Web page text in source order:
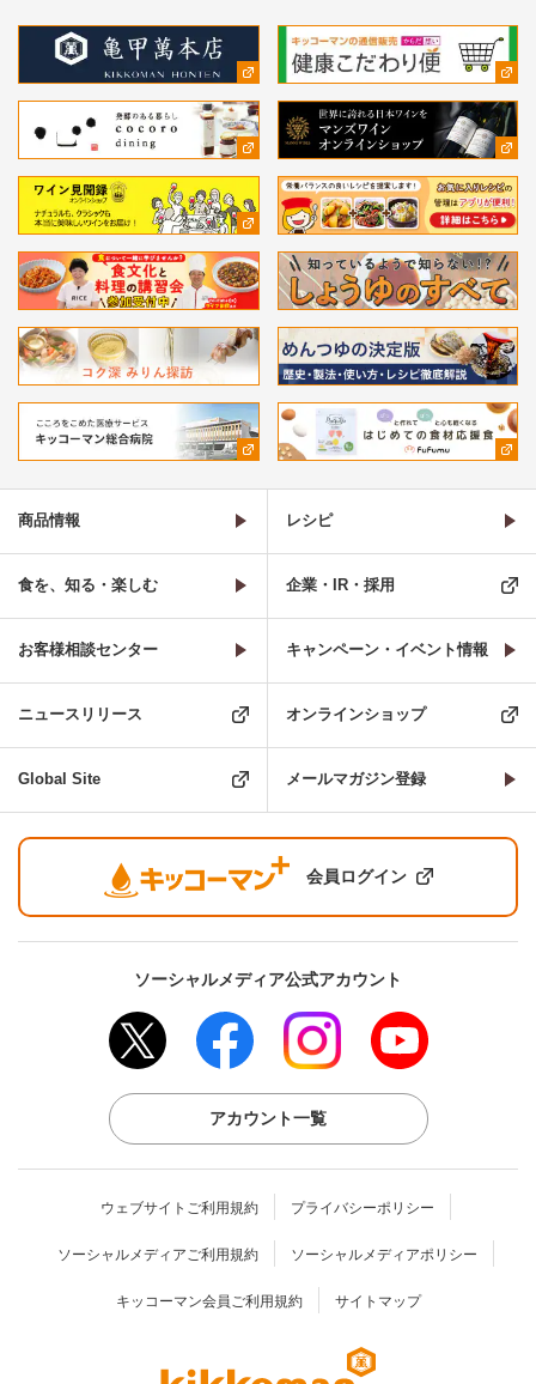
商品情報 レシピ
食を、知る・楽しむ 企業・IR・採用
お客様相談センター キャンペーン・イベント情報
ニュースリリース オンラインショップ
Global Site メールマガジン登録
会員ログイン
ソーシャルメディア公式アカウント
アカウント一覧
ウェブサイトご利用規約 プライバシーポリシー
ソーシャルメディアご利用規約 ソーシャルメディアポリシー
キッコーマン会員ご利用規約 サイトマップ